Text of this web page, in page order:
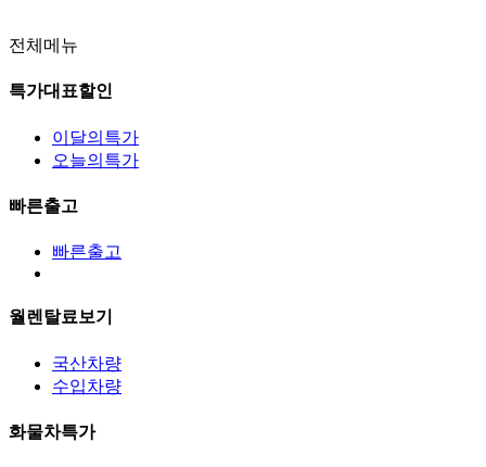
전체메뉴
특가대표할인
이달의특가
오늘의특가
빠른출고
빠른출고
월렌탈료보기
국산차량
수입차량
화물차특가